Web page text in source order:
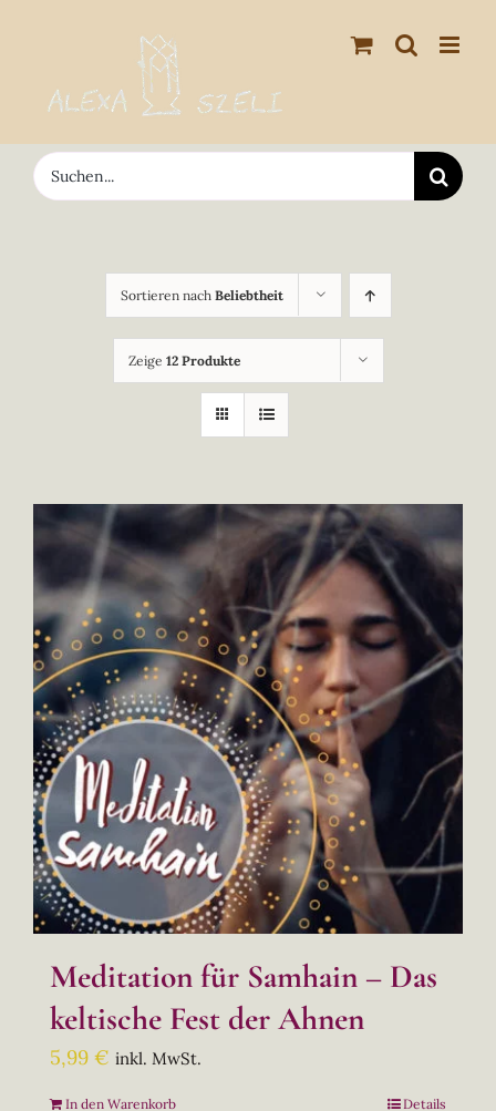
springen
Suche
nach:
Sortieren nach Beliebtheit
Zeige 12 Produkte
Meditation für Samhain – Das
keltische Fest der Ahnen
5,99 € inkl. MwSt.
In den Warenkorb Details